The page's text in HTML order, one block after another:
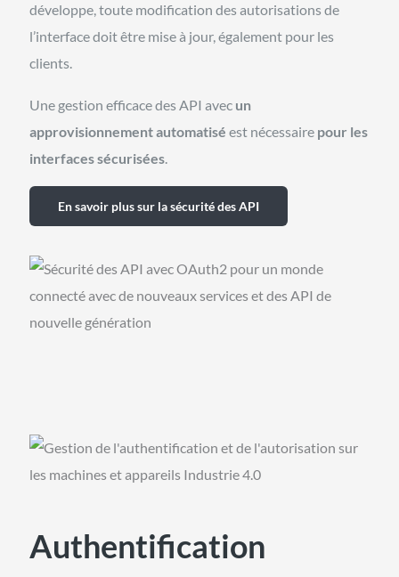
développe, toute modification des autorisations de
l’interface doit être mise à jour, également pour les
clients.
Une gestion efficace des API avec un
approvisionnement automatisé est nécessaire pour les
interfaces sécurisées.
En savoir plus sur la sécurité des API
Authentification